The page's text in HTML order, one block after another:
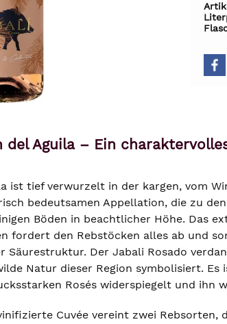
del Aguila – Ein
ist tief verwurzelt in der kargen, vom
bedeutsamen Appellation, die zu
Böden in beachtlicher Höhe. Das
fordert den Rebstöcken alles ab und
Der Jabali Rosado
Natur dieser Region symbolisiert.
Rosés widerspiegelt und ihn
Cuvée vereint zwei Rebsorten,